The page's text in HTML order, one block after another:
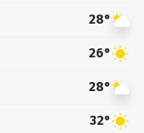
28°
26°
28°
32°